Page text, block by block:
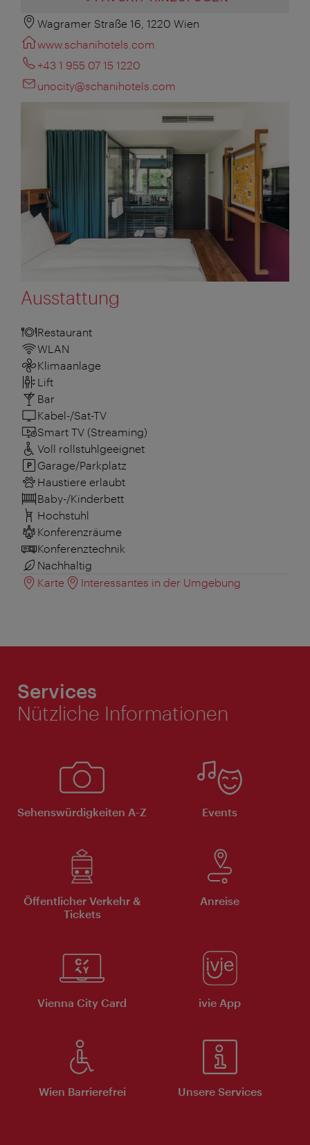
Wagramer Straße 16, 1220 Wien
www.schanihotels.com
+43 1 955 07 15 1220
unocity@schanihotels.com
Ausstattung
Restaurant
WLAN
Klimaanlage
Lift
Bar
Kabel-/Sat-TV
Smart TV (Streaming)
Voll rollstuhlgeeignet
Garage/Parkplatz
Haustiere erlaubt
Baby-/Kinderbett
Hochstuhl
Konferenzräume
Konferenztechnik
Nachhaltig
Karte
Interessantes in der Umgebung
Services
Nützliche Informationen
Sehenswürdigkeiten A-Z Events
Öffentlicher Verkehr &
Tickets
Anreise
Vienna City Card ivie App
Wien Barrierefrei Unsere Services